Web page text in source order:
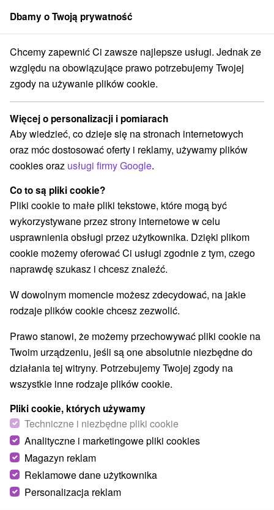
członek grupySorger
Atrakcje na Słowacji Teatry Malé Karpaty
Teatry Malé Karpaty
Kategorie
Wszystkie kategorie
Rafting, rafting, rafting(1)
Zamki, pałace, ruiny(14) Sporty
Skanseny (2) Teatry(7)
Miejsca sakralne(9)
Wieże obserwacyjne i chodniki(16)
Obiekty architektoniczne(8) Ośrodek narciarski(2)
Parki miejskie i zamkowe (4) Źródła(3)
Pola golfowe(5) Tory gokartowe(2) Szlaki winne
Túry a turistické chodníky
Jaskinie(3) Tory bobslejowe(1) Kolejki linowe(2)
Atrakcje z adrenaliną(5) Atrakcje turystyczne
Ogrody zoologiczne i fermy zwierząt(3)
Ogrody botaniczne (1)
Jeziora, jeziora, zbiorniki wodne(9) Tarcze(1)
Atrakcje dla dzieci(25) Zabytki techniki
Aquaparki, baseny(5) Planetarium i obserwatorium
Ośrodki i miasteczka dziecięce(1)
Areny laserowe i paintball(2)
Wsie i miasta
Bratislava - Staré Mesto(5)
Dbamy o Twoją prywatność
Chcemy zapewnić Ci zawsze najlepsze usługi. Jednak ze
względu na obowiązujące prawo potrzebujemy Twojej
zgody na używanie plików cookie.
Więcej o personalizacji i pomiarach
Aby wiedzieć, co dzieje się na stronach internetowych
oraz móc dostosować oferty i reklamy, używamy plików
cookies oraz usługi firmy Google.
Co to są pliki cookie?
Pliki cookie to małe pliki tekstowe, które mogą być
wykorzystywane przez strony internetowe w celu
usprawnienia obsługi przez użytkownika. Dzięki plikom
cookie możemy oferować Ci usługi zgodnie z tym, czego
naprawdę szukasz i chcesz znaleźć.
W dowolnym momencie możesz zdecydować, na jakie
rodzaje plików cookie chcesz zezwolić.
Prawo stanowi, że możemy przechowywać pliki cookie na
Twoim urządzeniu, jeśli są one absolutnie niezbędne do
działania tej witryny. Potrzebujemy Twojej zgody na
wszystkie inne rodzaje plików cookie.
Pliki cookie, których używamy
Techniczne i niezbędne pliki cookie
Analityczne i marketingowe pliki cookies
Magazyn reklam
Reklamowe dane użytkownika
Personalizacja reklam